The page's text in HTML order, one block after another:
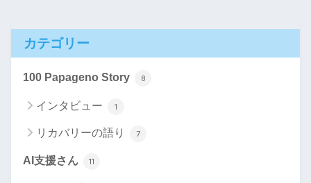
カテゴリー
100 Papageno Story 8
インタビュー 1
リカバリーの語り 7
AI支援さん 11